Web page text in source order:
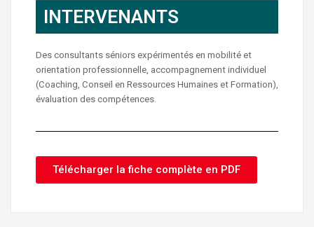
INTERVENANTS
Des consultants séniors expérimentés en mobilité et
orientation professionnelle, accompagnement individuel
(Coaching, Conseil en Ressources Humaines et Formation),
évaluation des compétences.
Télécharger la fiche complète en PDF